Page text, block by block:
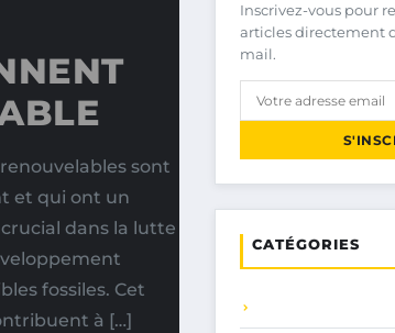
sont
et qui ont un
dans la lutte
fossiles. Cet
à […]
Inscrivez-vous pour
articles directement
mail.
CATÉGORIES